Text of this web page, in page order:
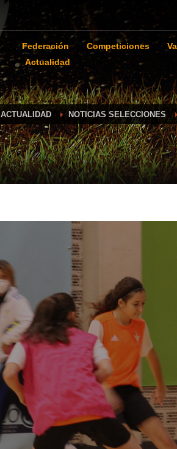
Federación Competiciones
Actualidad
ACTUALIDAD NOTICIAS SELECCIONES